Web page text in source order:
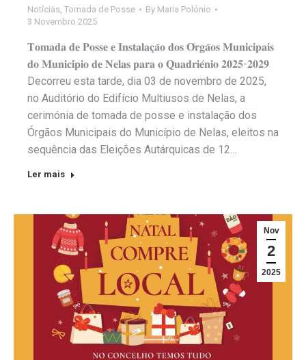
Notícias Tomada de Posse By Maria Polónio
3 Novembro 2025
𝐓𝐨𝐦𝐚𝐝𝐚 𝐝𝐞 𝐏𝐨𝐬𝐬𝐞 𝐞 𝐈𝐧𝐬𝐭𝐚𝐥𝐚𝐜̧𝐚̃𝐨 𝐝𝐨𝐬 𝐎́𝐫𝐠𝐚̃𝐨𝐬 𝐌𝐮𝐧𝐢𝐜𝐢𝐩𝐚𝐢𝐬
𝐝𝐨 𝐌𝐮𝐧𝐢𝐜𝐢́𝐩𝐢𝐨 𝐝𝐞 𝐍𝐞𝐥𝐚𝐬 𝐩𝐚𝐫𝐚 𝐨 𝐐𝐮𝐚𝐝𝐫𝐢𝐞́𝐧𝐢𝐨 𝟐𝟎𝟐𝟓-𝟐𝟎𝟐𝟗
Decorreu esta tarde, dia 03 de novembro de 2025,
no Auditório do Edifício Multiusos de Nelas, a
cerimónia de tomada de posse e instalação dos
Órgãos Municipais do Município de Nelas, eleitos na
sequência das Eleições Autárquicas de 12…
Ler mais
Nov
2
2025